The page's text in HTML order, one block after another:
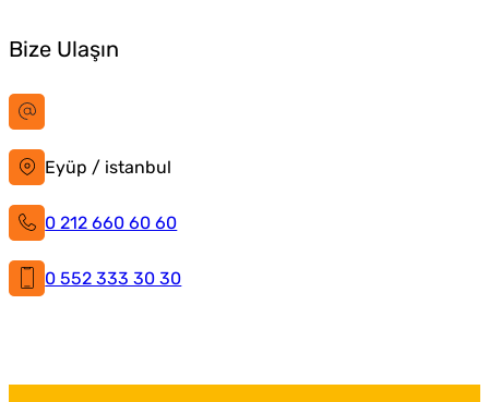
Bize Ulaşın
Eyüp / istanbul
0 212 660 60 60
0 552 333 30 30